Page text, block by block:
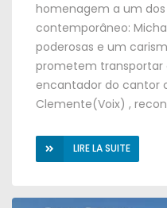
homenagem a um
contemporâneo:
poderosas e um
prometem transportar
encantador do cantor
Clemente(Voix) ,
LIRE LA SUITE